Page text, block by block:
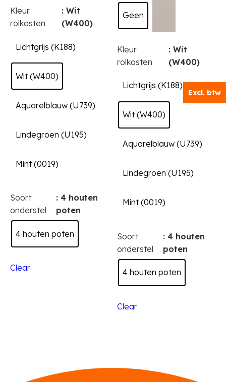
Excl. btw
op
de
Kleur
rolkasten
: Wit
(W400)
Lichtgrijs (K188)
Wit (W400)
Aquarelblauw (U739)
Lindegroen (U195)
Mint (0019)
Soort
onderstel
: 4 houten
poten
4 houten poten
Clear
kan
gekozen
worden
op
de
productpagina
Geen
Kleur
rolkasten
: Wit
(W400)
Lichtgrijs (K188)
Wit (W400)
Aquarelblauw (U739)
Lindegroen (U195)
Mint (0019)
Soort
onderstel
: 4 houten
poten
4 houten poten
Clear